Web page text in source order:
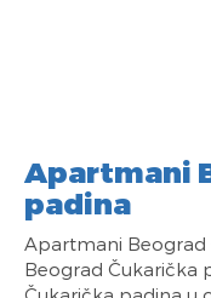
Apartmani
padina
Apartmani
Beograd Čukarička